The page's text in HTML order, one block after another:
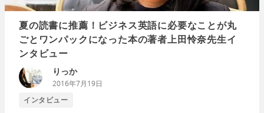
夏の読書に推薦！ビジネス英語に必要なことが丸
ごとワンパックになった本の著者上田怜奈先生イ
ンタビュー
りっか
2016年7月19日
インタビュー